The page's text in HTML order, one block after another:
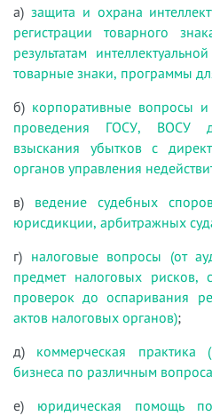
а) защита и охрана
регистрации товарного
результатам
товарные знаки, программы
б) корпоративные вопросы
проведения ГОСУ, ВОСУ
взыскания убытков с
органов управления
в) ведение судебных
юрисдикции, арбитражных
г) налоговые вопросы (от
предмет налоговых рисков,
проверок до оспаривания
актов налоговых органов);
д) коммерческая практика
бизнеса по различным
е) юридическая помощь